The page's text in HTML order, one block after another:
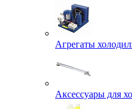
Агрегаты
Аксессуары для